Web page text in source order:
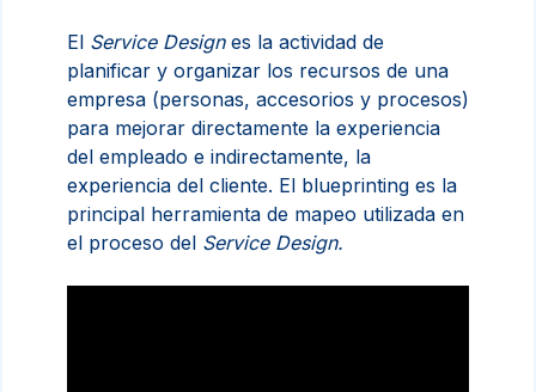
El Service Design es la actividad de
planificar y organizar los recursos de una
empresa (personas, accesorios y procesos)
para mejorar directamente la experiencia
del empleado e indirectamente, la
experiencia del cliente. El blueprinting es la
principal herramienta de mapeo utilizada en
el proceso del Service Design.